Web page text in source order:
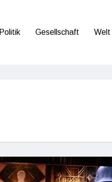
Politik Gesellschaft Welt